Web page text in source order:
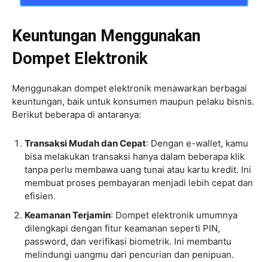
Keuntungan Menggunakan
Dompet Elektronik
Menggunakan dompet elektronik menawarkan berbagai
keuntungan, baik untuk konsumen maupun pelaku bisnis.
Berikut beberapa di antaranya:
Transaksi Mudah dan Cepat: Dengan e-wallet, kamu
bisa melakukan transaksi hanya dalam beberapa klik
tanpa perlu membawa uang tunai atau kartu kredit. Ini
membuat proses pembayaran menjadi lebih cepat dan
efisien.
Keamanan Terjamin: Dompet elektronik umumnya
dilengkapi dengan fitur keamanan seperti PIN,
password, dan verifikasi biometrik. Ini membantu
melindungi uangmu dari pencurian dan penipuan.